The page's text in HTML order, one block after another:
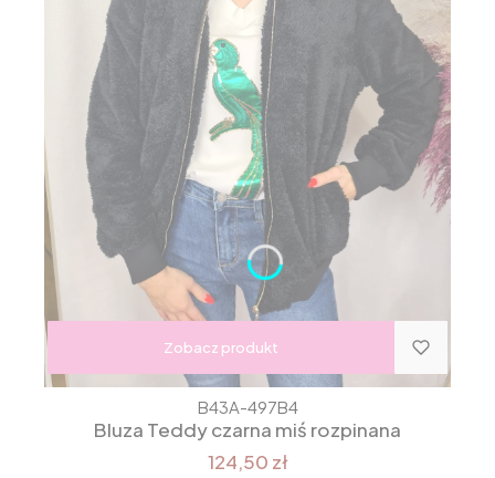
Zobacz produkt
B43A-497B4
Bluza Teddy czarna miś rozpinana
124,50 zł